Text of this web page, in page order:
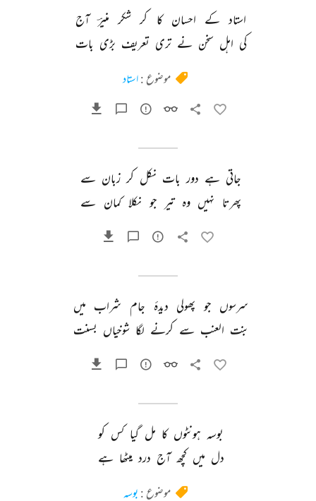
استاد کے احسان کا کر شکر منیرؔ آج
کی اہل سخن نے تری تعریف بڑی بات
موضوع :استاد
جاتی ہے دور بات نکل کر زبان سے
پھرتا نہیں وہ تیر جو نکلا کمان سے
سرسوں جو پھولی دیدۂ جام شراب میں
بنت العنب سے کرنے لگا شوخیاں بسنت
بوسہ ہونٹوں کا مل گیا کس کو
دل میں کچھ آج درد میٹھا ہے
موضوع : بوسہ